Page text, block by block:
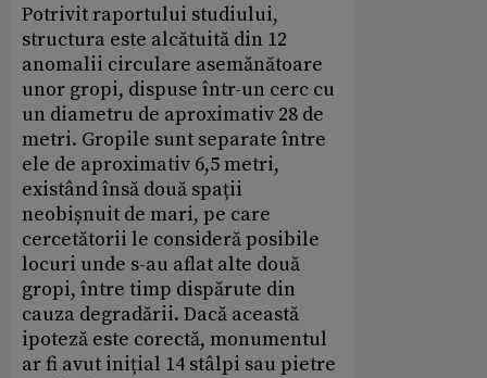
Potrivit raportului studiului,
structura este alcătuită din 12
anomalii circulare asemănătoare
unor gropi, dispuse într-un cerc cu
un diametru de aproximativ 28 de
metri. Gropile sunt separate între
ele de aproximativ 6,5 metri,
existând însă două spații
neobișnuit de mari, pe care
cercetătorii le consideră posibile
locuri unde s-au aflat alte două
gropi, între timp dispărute din
cauza degradării. Dacă această
ipoteză este corectă, monumentul
ar fi avut inițial 14 stâlpi sau pietre